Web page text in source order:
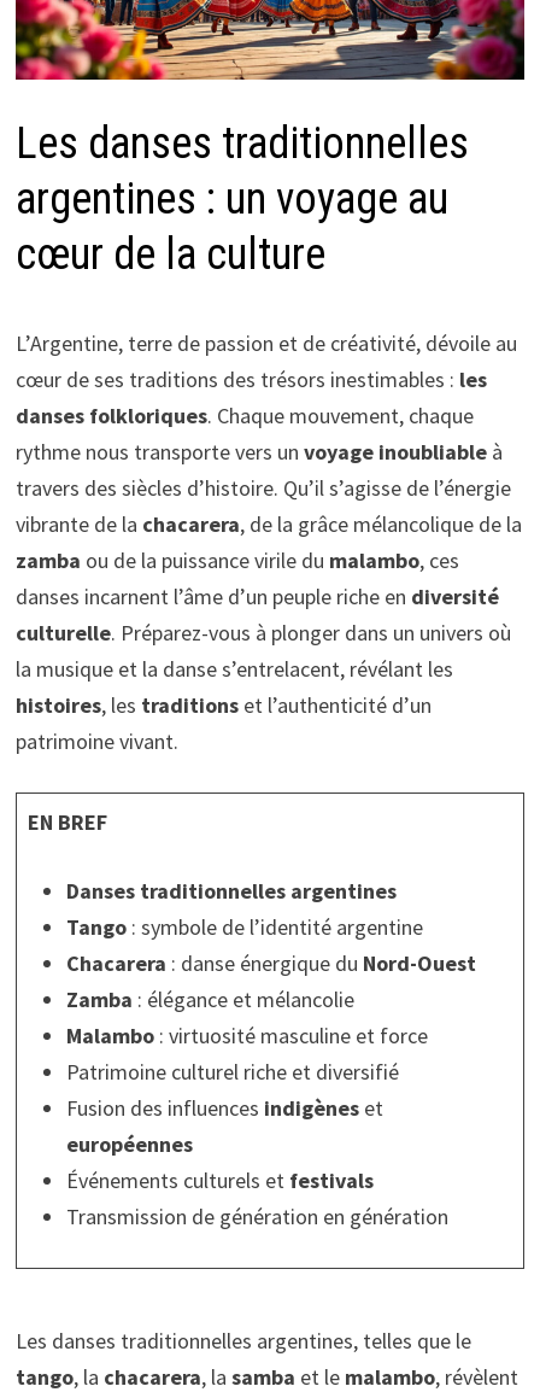
Les danses traditionnelles
argentines : un voyage au
cœur de la culture
L’Argentine, terre de passion et de créativité, dévoile au
cœur de ses traditions des trésors inestimables : les
danses folkloriques. Chaque mouvement, chaque
rythme nous transporte vers un voyage inoubliableà
travers des siècles d’histoire. Qu’il s’agisse de l’énergie
vibrante de la chacarera, de la grâce mélancolique de la
zamba ou de la puissance virile du malambo, ces
danses incarnent l’âme d’un peuple riche en diversité
culturelle. Préparez-vous à plonger dans un univers où
la musique et la danse s’entrelacent, révélant les
histoires, les traditionset l’authenticité d’un
patrimoine vivant.
EN BREF
Danses traditionnelles argentines
Tango: symbole de l’identité argentine
Chacarera : danse énergique du Nord-Ouest
Zamba : élégance et mélancolie
Malambo: virtuosité masculine et force
Patrimoine culturel riche et diversifié
Fusion des influences indigèneset
européennes
Événements culturels et festivals
Transmission de génération en génération
Les danses traditionnelles argentines, telles que le
tango, la chacarera, la samba et le malambo, révèlent